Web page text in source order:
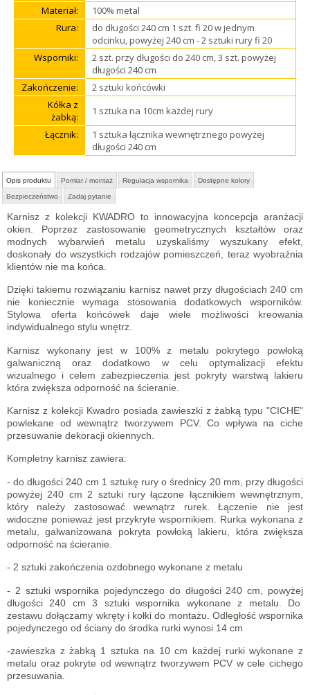
Materiał:
100% metal
Rura:
do długości 240 cm 1 szt. fi 20 w jednym
odcinku, powyżej 240 cm - 2 sztuki rury fi 20
Wsporniki:
2 szt. przy długości do 240 cm, 3 szt. powyżej
długości 240 cm
Zakończenie:
2 sztuki końcówki
Kółka z
żabką:
1 sztuka na 10cm każdej rury
Łącznik:
1 sztuka łącznika wewnętrznego powyżej
długości 240 cm
Opis produktu Pomiar / montaż Regulacja wspornika Dostępne kolory
Bezpieczeństwo Zadaj pytanie
Karnisz z kolekcji KWADRO to innowacyjna koncepcja aranżacji
okien. Poprzez zastosowanie geometrycznych kształtów oraz
modnych wybarwień metalu uzyskaliśmy wyszukany efekt,
doskonały do wszystkich rodzajów pomieszczeń, teraz wyobraźnia
klientów nie ma końca.
Dzięki takiemu rozwiązaniu karnisz nawet przy długościach 240 cm
nie koniecznie wymaga stosowania dodatkowych wsporników.
Stylowa oferta końcówek daje wiele możliwości kreowania
indywidualnego stylu wnętrz.
Karnisz wykonany jest w 100% z metalu pokrytego powłoką
galwaniczną oraz dodatkowo w celu optymalizacji efektu
wizualnego i celem zabezpieczenia jest pokryty warstwą lakieru
która zwiększa odporność na ścieranie.
Karnisz z kolekcji Kwadro posiada zawieszki z żabką typu "CICHE"
powlekane od wewnątrz tworzywem PCV. Co wpływa na ciche
przesuwanie dekoracji okiennych.
Kompletny karnisz zawiera:
- do długości 240 cm 1 sztukę rury o średnicy 20 mm, przy długości
powyżej 240 cm 2 sztuki rury łączone łącznikiem wewnętrznym,
który należy zastosować wewnątrz rurek. Łączenie nie jest
widoczne ponieważ jest przykryte wspornikiem. Rurka wykonana z
metalu, galwanizowana pokryta powłoką lakieru, która zwiększa
odporność na ścieranie.
- 2 sztuki zakończenia ozdobnego wykonane z metalu
- 2 sztuki wspornika pojedynczego do długości 240 cm, powyżej
długości 240 cm 3 sztuki wspornika wykonane z metalu. Do
zestawu dołączamy wkręty i kołki do montażu. Odległość wspornika
pojedynczego od ściany do środka rurki wynosi 14 cm
-zawieszka z żabką 1 sztuka na 10 cm każdej rurki wykonane z
metalu oraz pokryte od wewnątrz tworzywem PCV w cele cichego
przesuwania.